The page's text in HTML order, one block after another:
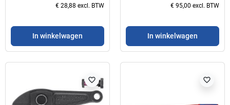
€ 28,88 excl. BTW
In winkelwagen
€ 95,00 excl. BTW
In winkelwagen
favorite_border favorite_border